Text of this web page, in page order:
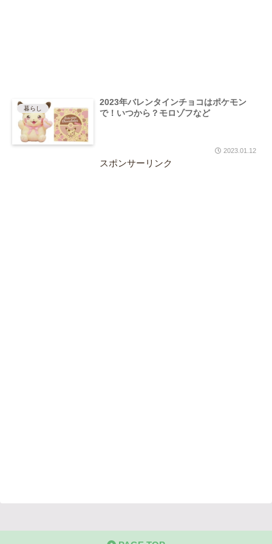
暮らし
2023年バレンタインチョコはポケモン
で！いつから？モロゾフなど
2023.01.12
スポンサーリンク